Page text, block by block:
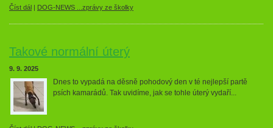
Číst dál | DOG-NEWS ...zprávy ze školky
Takové normální úterý
9. 9. 2025
Dnes to vypadá na děsně pohodový den v té nejlepší partě
psích kamarádů. Tak uvidíme, jak se tohle úterý vydaří...